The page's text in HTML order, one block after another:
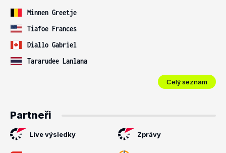
Minnen Greetje
Tiafoe Frances
Diallo Gabriel
Tararudee Lanlana
Celý seznam
Partneři
Live výsledky Zprávy